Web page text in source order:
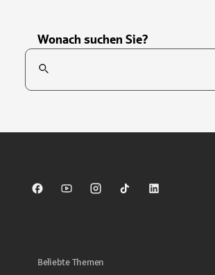
Wonach suchen Sie?
Suchfeld
Sparkasse auf Facebook
Sparkasse auf Youtube
Sparkasse auf Instagram
Sparkasse auf TikTok
Sparkasse auf
Beliebte Themen